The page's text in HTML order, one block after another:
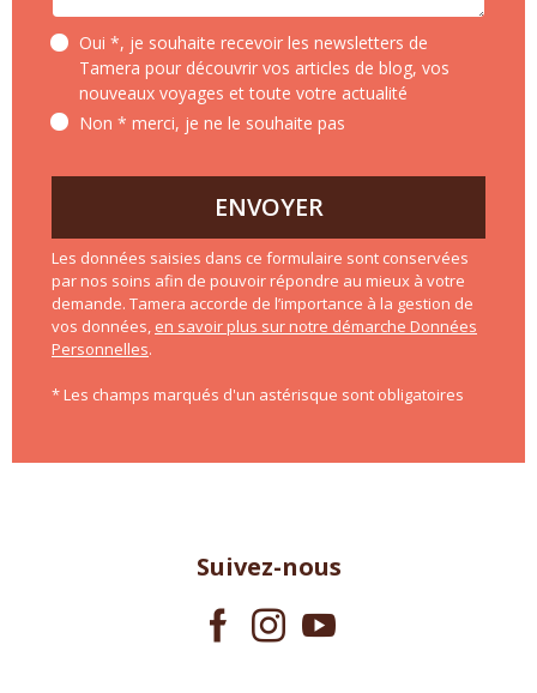
Oui *, je souhaite recevoir les newsletters de
Tamera pour découvrir vos articles de blog, vos
nouveaux voyages et toute votre actualité
Non * merci, je ne le souhaite pas
ENVOYER
Les données saisies dans ce formulaire sont conservées
par nos soins afin de pouvoir répondre au mieux à votre
demande. Tamera accorde de l’importance à la gestion de
vos données, en savoir plus sur notre démarche Données
Personnelles.
* Les champs marqués d'un astérisque sont obligatoires
Suivez-nous